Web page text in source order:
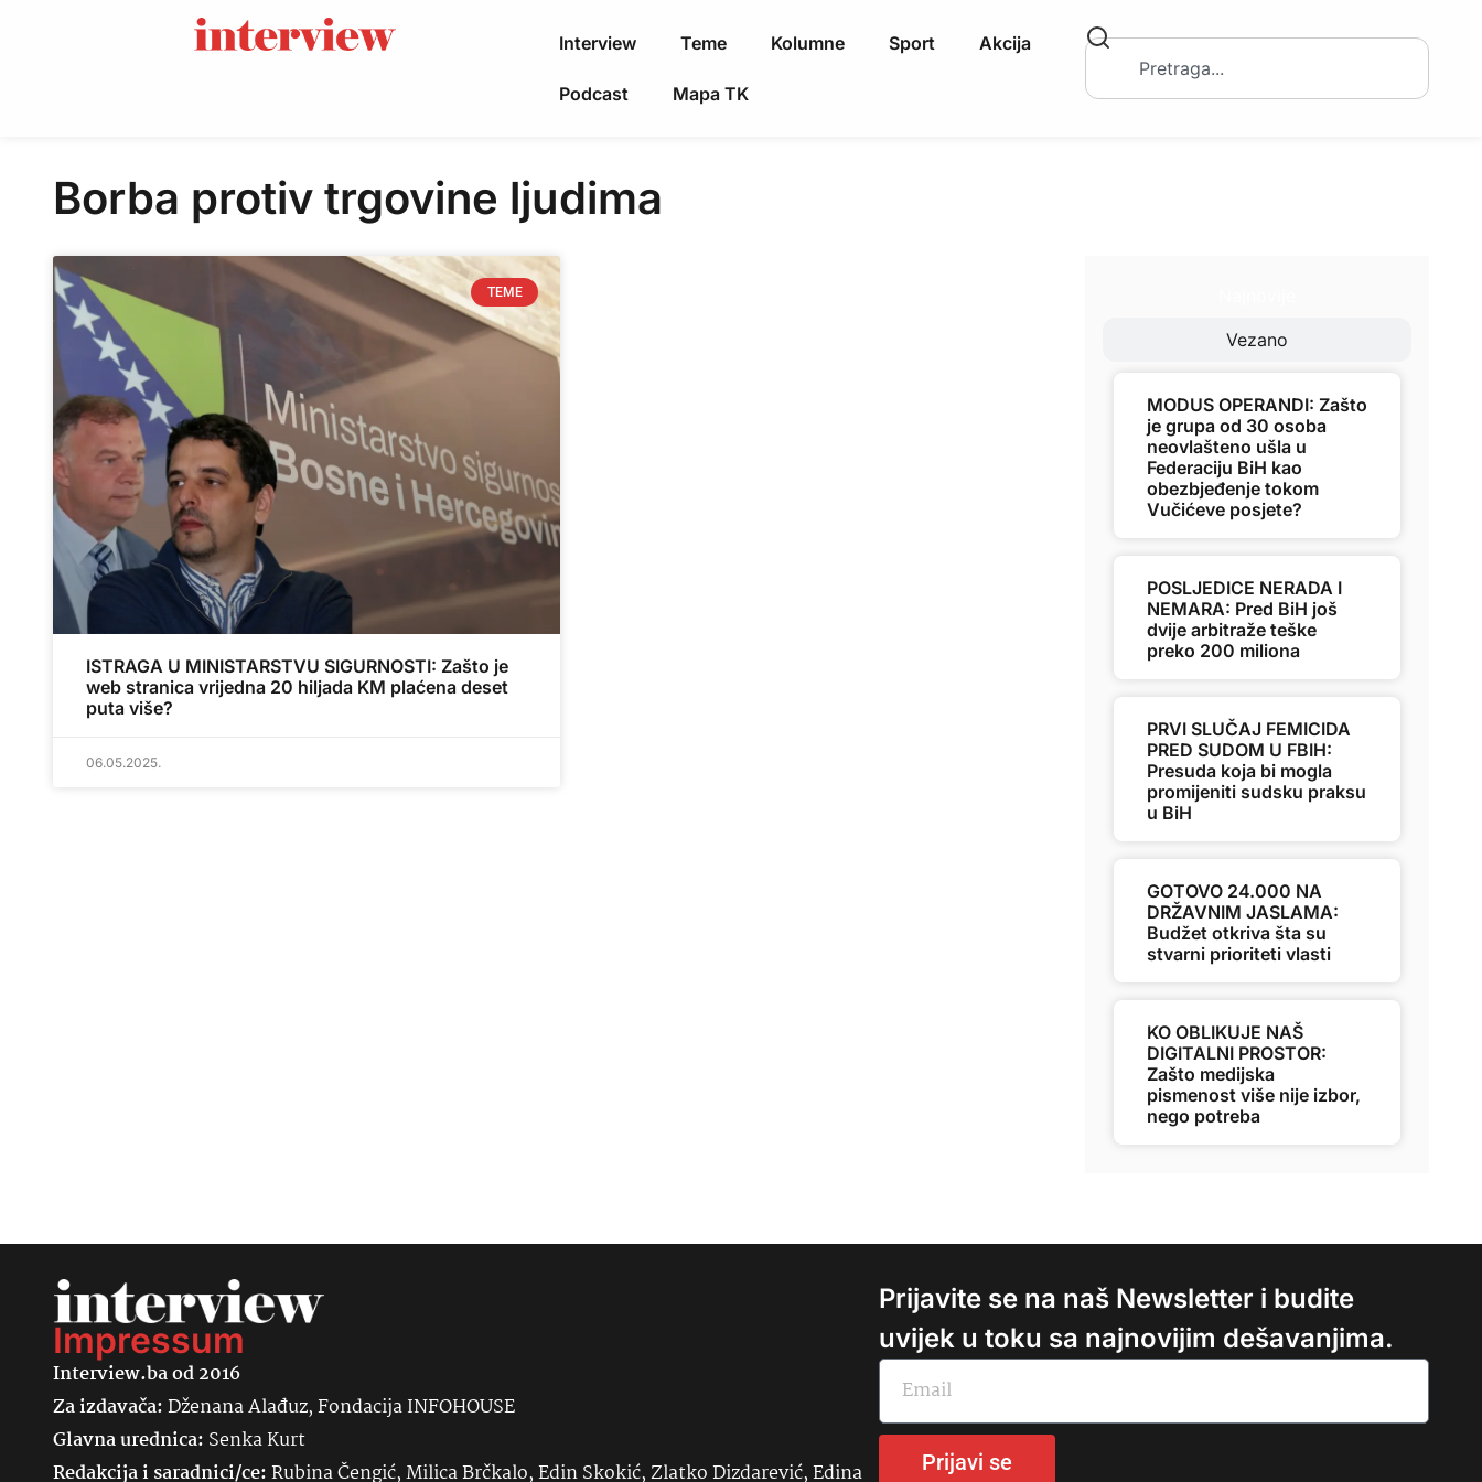
Interview Teme Kolumne Sport Akcija
Podcast Mapa TK
Borba protiv trgovine ljudima
TEME
ISTRAGA U MINISTARSTVU SIGURNOSTI: Zašto je
web stranica vrijedna 20 hiljada KM plaćena deset
puta više?
06.05.2025.
Vezano
MODUS OPERANDI: Zašto
je grupa od 30 osoba
neovlašteno ušla u
Federaciju BiH kao
obezbjeđenje tokom
Vučićeve posjete?
POSLJEDICE NERADA I
NEMARA: Pred BiH još
dvije arbitraže teške
preko 200 miliona
PRVI SLUČAJ FEMICIDA
PRED SUDOM U FBIH:
Presuda koja bi mogla
promijeniti sudsku praksu
u BiH
GOTOVO 24.000 NA
DRŽAVNIM JASLAMA:
Budžet otkriva šta su
stvarni prioriteti vlasti
KO OBLIKUJE NAŠ
DIGITALNI PROSTOR:
Zašto medijska
pismenost više nije izbor,
nego potreba
Impressum
Interview.ba od 2016
Za izdavača:Dženana Alađuz, Fondacija INFOHOUSE
Glavna urednica: SenkaKurt
Redakcija i saradnici/ce:Rubina Čengić, Milica Brčkalo, Edin Skokić, Zlatko Dizdarević, Edina
Prijavite se na naš Newsletter i budite
uvijek u toku sa najnovijim dešavanjima.
Prijavi se